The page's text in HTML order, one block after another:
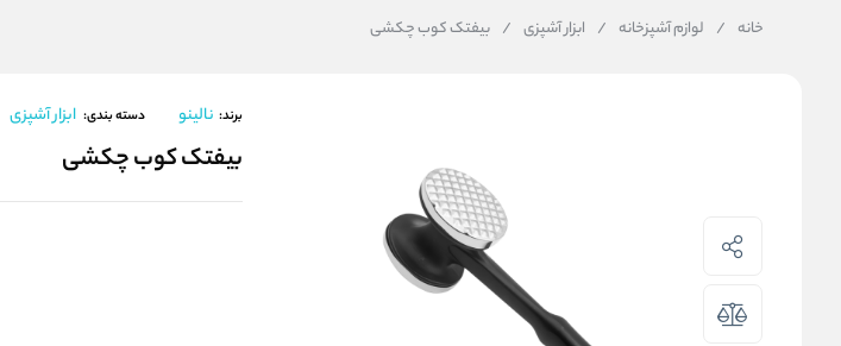
خانه / لوازم آشپزخانه / ابزار آشپزی / بیفتک کوب چکشی
برند: نالینو دسته بندی: ابزار آشپزی
بیفتک کوب چکشی